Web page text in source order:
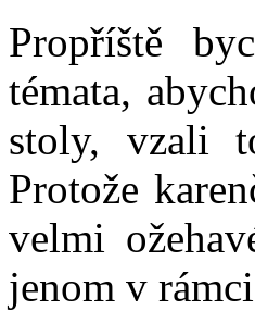
Propříště
témata,
stoly, vzali
Protože
velmi
jenom v